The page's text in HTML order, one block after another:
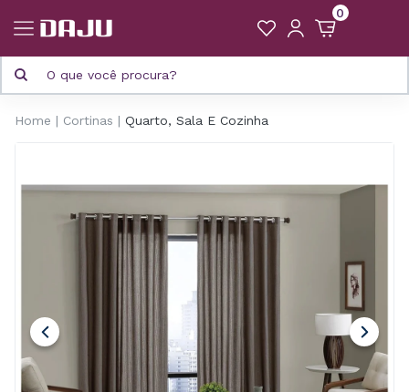
0
Home Cortinas Quarto, Sala E Cozinha